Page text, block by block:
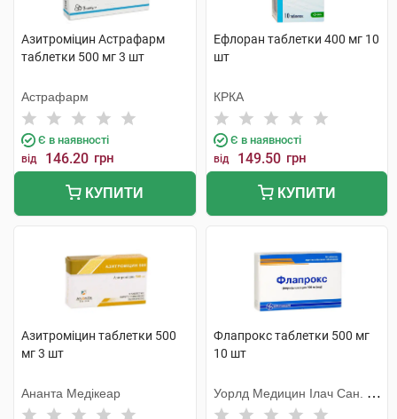
Азитроміцин Астрафарм
таблетки 500 мг 3 шт
Астрафарм
Є в наявності
від 146.20 грн
КУПИТИ
Ефлоран таблетки 400 мг 10
шт
КРКА
Є в наявності
від 149.50 грн
КУПИТИ
Азитроміцин таблетки 500
мг 3 шт
Ананта Медікеар
Флапрокс таблетки 500 мг
10 шт
Уорлд Медицин Ілач Сан. Ве
Тідж